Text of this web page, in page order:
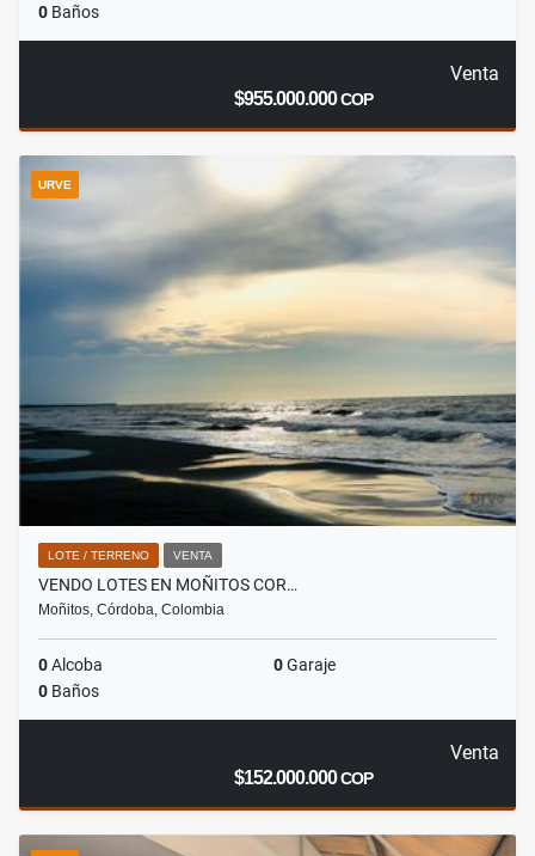
0 Baños
Venta
$955.000.000COP
URVE
LOTE / TERRENO VENTA
VENDO LOTES EN MOÑITOS COR…
Moñitos, Córdoba, Colombia
0Alcoba 0Garaje
0 Baños
Venta
$152.000.000COP